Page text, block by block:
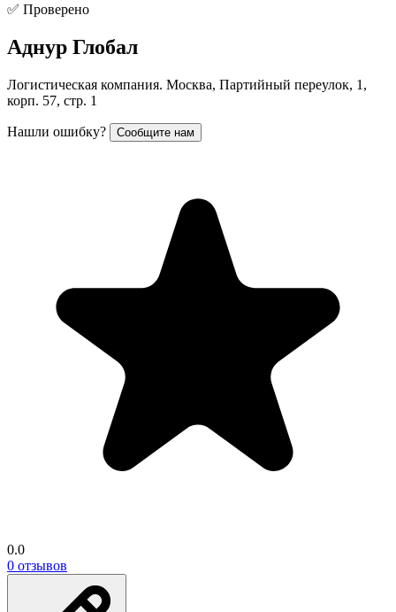
✅ Проверено
Аднур Глобал
Логистическая компания. Москва, Партийный переулок, 1,
корп. 57, стр. 1
Нашли ошибку? Сообщите нам
0.0
0 отзывов